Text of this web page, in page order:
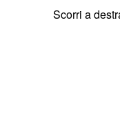
Scorri a